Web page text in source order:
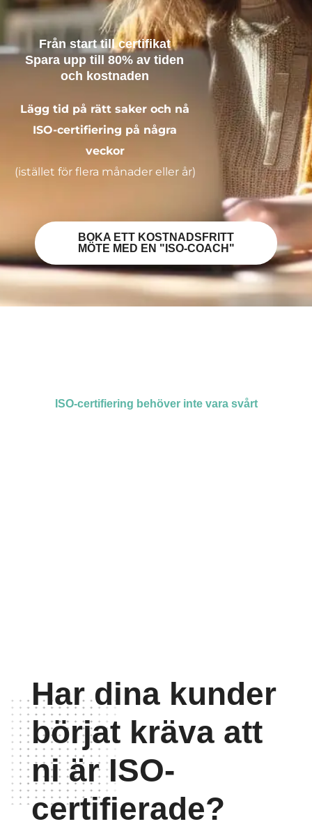
Från start till certifikat
Spara upp till 80% av tiden
och kostnaden
Lägg tid på rätt saker och nå
ISO-certifiering på några
veckor
(istället för flera månader eller år)
BOKA ETT KOSTNADSFRITT
MÖTE MED EN "ISO-COACH"
ISO-certifiering behöver inte vara svårt
Har dina kunder
börjat kräva att
ni är ISO-
certifierade?